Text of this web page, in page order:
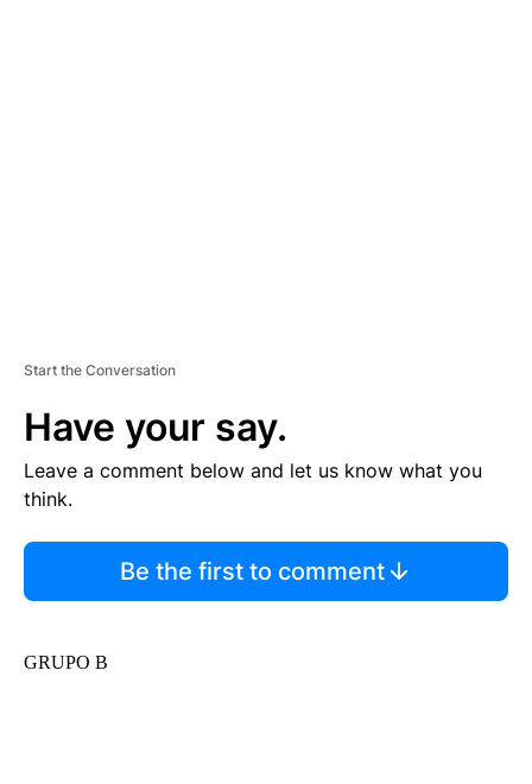
Start the Conversation
Have your say.
Leave a comment below and let us know what you
think.
Be the first to comment
GRUPO B